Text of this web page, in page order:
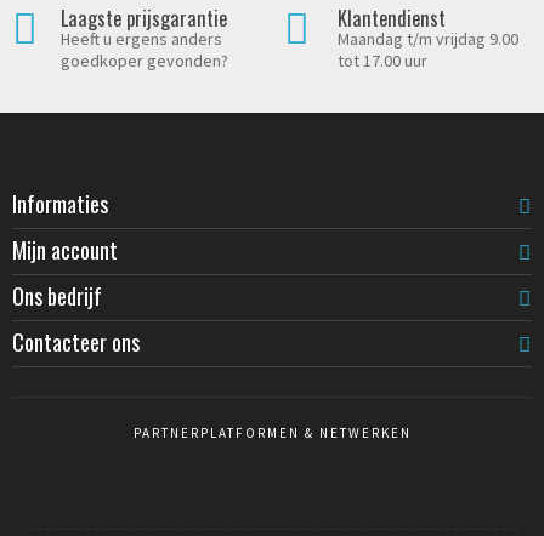
Laagste prijsgarantie
Heeft u ergens anders
goedkoper gevonden?
Klantendienst
Maandag t/m vrijdag 9.00
tot 17.00 uur
Informaties
Mijn account
Ons bedrijf
Contacteer ons
PARTNERPLATFORMEN & NETWERKEN